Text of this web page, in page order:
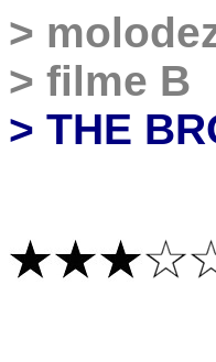
>
> filme B
> THE